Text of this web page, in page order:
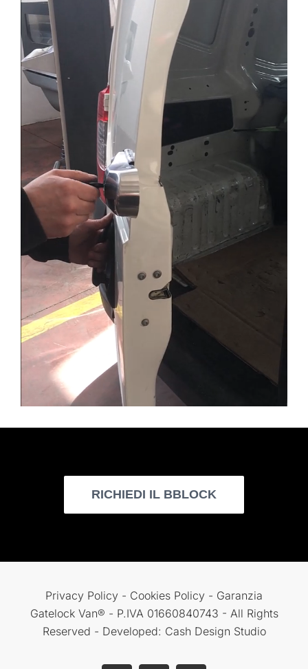
RICHIEDI IL BBLOCK
Privacy Policy - Cookies Policy - Garanzia
Gatelock Van® - P.IVA 01660840743 - All Rights
Reserved - Developed: Cash Design Studio